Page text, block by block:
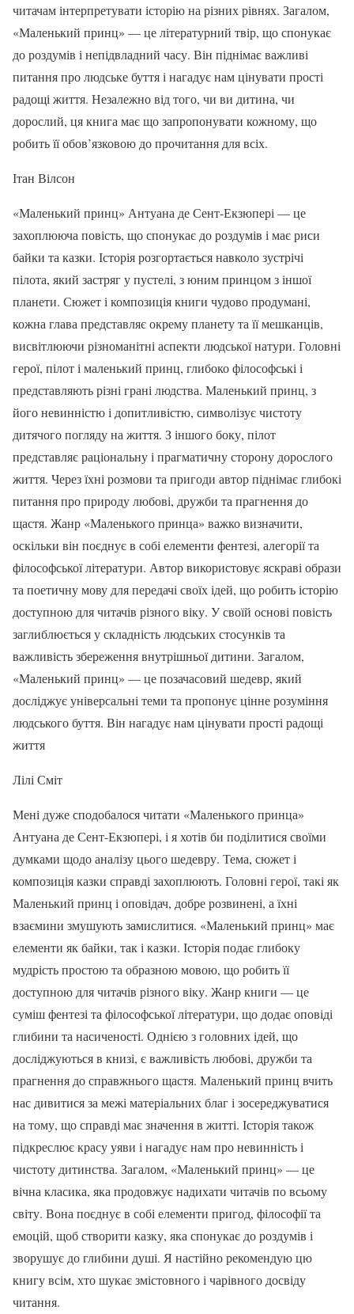
читачам інтерпретувати історію на різних рівнях. Загалом,
«Маленький принц» — це літературний твір, що спонукає
до роздумів і непідвладний часу. Він піднімає важливі
питання про людське буття і нагадує нам цінувати прості
радощі життя. Незалежно від того, чи ви дитина, чи
дорослий, ця книга має що запропонувати кожному, що
робить її обов’язковою до прочитання для всіх.
Ітан Вілсон
«Маленький принц» Антуана де Сент-Екзюпері — це
захоплююча повість, що спонукає до роздумів і має риси
байки та казки. Історія розгортається навколо зустрічі
пілота, який застряг у пустелі, з юним принцом з іншої
планети. Сюжет і композиція книги чудово продумані,
кожна глава представляє окрему планету та її мешканців,
висвітлюючи різноманітні аспекти людської натури. Головні
герої, пілот і маленький принц, глибоко філософські і
представляють різні грані людства. Маленький принц, з
його невинністю і допитливістю, символізує чистоту
дитячого погляду на життя. З іншого боку, пілот
представляє раціональну і прагматичну сторону дорослого
життя. Через їхні розмови та пригоди автор піднімає глибокі
питання про природу любові, дружби та прагнення до
щастя. Жанр «Маленького принца» важко визначити,
оскільки він поєднує в собі елементи фентезі, алегорії та
філософської літератури. Автор використовує яскраві образи
та поетичну мову для передачі своїх ідей, що робить історію
доступною для читачів різного віку. У своїй основі повість
заглиблюється у складність людських стосунків та
важливість збереження внутрішньої дитини. Загалом,
«Маленький принц» — це позачасовий шедевр, який
досліджує універсальні теми та пропонує цінне розуміння
людського буття. Він нагадує нам цінувати прості радощі
життя
Лілі Сміт
Мені дуже сподобалося читати «Маленького принца»
Антуана де Сент-Екзюпері, і я хотів би поділитися своїми
думками щодо аналізу цього шедевру. Тема, сюжет і
композиція казки справді захоплюють. Головні герої, такі як
Маленький принц і оповідач, добре розвинені, а їхні
взаємини змушують замислитися. «Маленький принц» має
елементи як байки, так і казки. Історія подає глибоку
мудрість простою та образною мовою, що робить її
доступною для читачів різного віку. Жанр книги — це
суміш фентезі та філософської літератури, що додає оповіді
глибини та насиченості. Однією з головних ідей, що
досліджуються в книзі, є важливість любові, дружби та
прагнення до справжнього щастя. Маленький принц вчить
нас дивитися за межі матеріальних благ і зосереджуватися
на тому, що справді має значення в житті. Історія також
підкреслює красу уяви і нагадує нам про невинність і
чистоту дитинства. Загалом, «Маленький принц» — це
вічна класика, яка продовжує надихати читачів по всьому
світу. Вона поєднує в собі елементи пригод, філософії та
емоцій, щоб створити казку, яка спонукає до роздумів і
зворушує до глибини душі. Я настійно рекомендую цю
книгу всім, хто шукає змістовного і чарівного досвіду
читання.